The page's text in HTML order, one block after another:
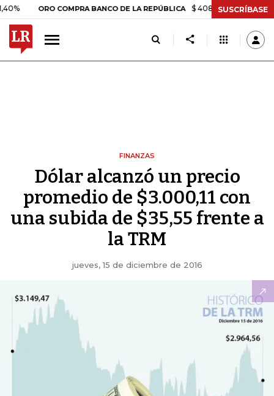
ORO COMPRA BANCO DE LA REPÚBLICA $ 408.498,97 +$ 8.753,81
SUSCRÍBASE
FINANZAS
Dólar alcanzó un precio
promedio de $3.000,11 con
una subida de $35,55 frente a
la TRM
jueves, 15 de diciembre de 2016